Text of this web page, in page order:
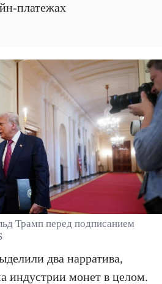
платежах
Трамп перед подписанием
два нарратива,
индустрии монет в целом.